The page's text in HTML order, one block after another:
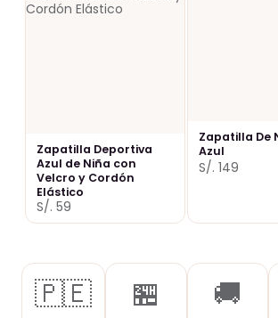
Zapatilla Deportiva
Azul de Niña con
Velcro y Cordón
Elástico
S/. 59
Zapatilla De
Azul
S/. 149
🇵🇪 🏪 🚚